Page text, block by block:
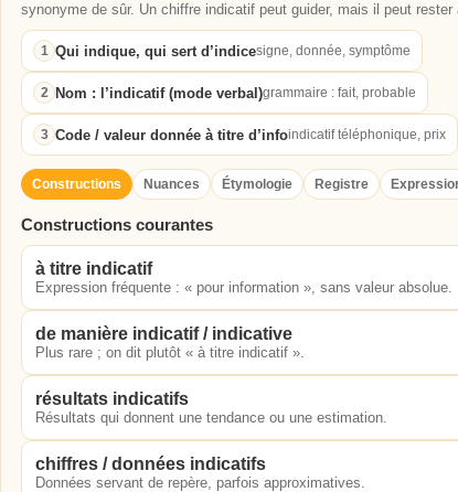
synonyme de sûr. Un chiffre indicatif peut guider, mais il peut
1 Qui indique, qui sert d’indicesigne, donnée, symptôme
2 Nom : l’indicatif (mode verbal)grammaire : fait, probable
3 Code / valeur donnée à titre d’infoindicatif téléphonique, prix
Constructions Nuances Étymologie Registre
Constructions courantes
à titre indicatif
Expression fréquente : « pour information », sans valeur absolue.
de manière indicatif / indicative
Plus rare ; on dit plutôt « à titre indicatif ».
résultats indicatifs
Résultats qui donnent une tendance ou une estimation.
chiffres / données indicatifs
Données servant de repère, parfois approximatives.